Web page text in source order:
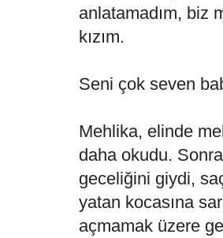
anlatamadım, biz
kızım.
Seni çok seven
Mehlika, elinde
daha okudu.
geceliğini giydi,
yatan kocasına
açmamak üzere